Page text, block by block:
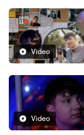
Video
Video